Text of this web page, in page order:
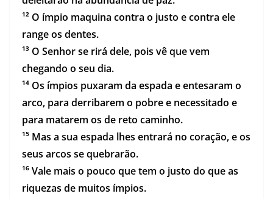
¹² O ímpio maquina contra o justo e contra ele
range os dentes.
¹³ O Senhor se rirá dele, pois vê que vem
chegando o seu dia.
¹⁴ Os ímpios puxaram da espada e entesaram o
arco, para derribarem o pobre e necessitado e
para matarem os de reto caminho.
¹⁵ Mas a sua espada lhes entrará no coração, e os
seus arcos se quebrarão.
¹⁶ Vale mais o pouco que tem o justo do que as
riquezas de muitos ímpios.